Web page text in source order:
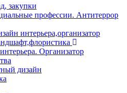
закупки
профессии. Антитеррор
интерьера,организатор
Организатор
дизайн